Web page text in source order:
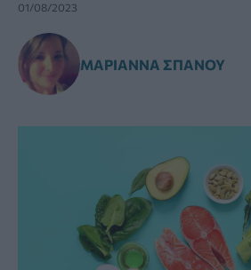
01/08/2023
ΜΑΡΙΆΝΝΑ ΣΠΑΝΟΎ